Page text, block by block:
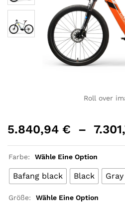
Roll over
5.840,94 € –
Farbe: Wähle Eine Option
Bafang black Black Gray
Größe: Wähle Eine Option